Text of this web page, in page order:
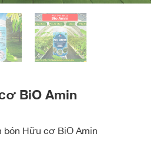
BiO Amin
bón Hữu cơ BiO Amin